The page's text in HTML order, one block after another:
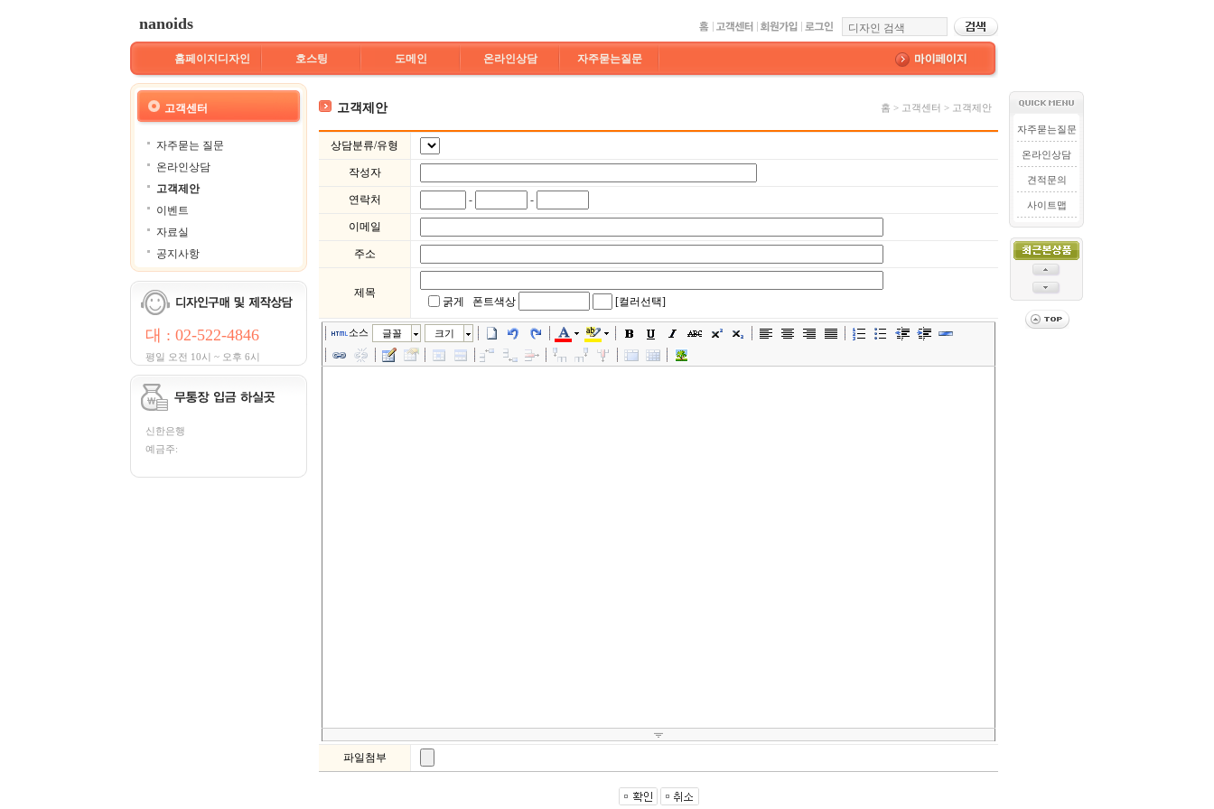
nanoids
홈페이지디자인 호스팅 도메인 온라인상담 자주묻는질문
고객센터
자주묻는 질문
온라인상담
고객제안
이벤트
자료실
공지사항
대 : 02-522-4846
평일 오전 10시 ~ 오후 6시
신한은행
예금주:
고객제안 홈 > 고객센터 > 고객제안
상담분류/유형
작성자
연락처 - -
이메일
주소
제목
굵게 폰트색상 [컬러선택]
소스 글꼴 크기
파일첨부
자주묻는질문
온라인상담
견적문의
사이트맵